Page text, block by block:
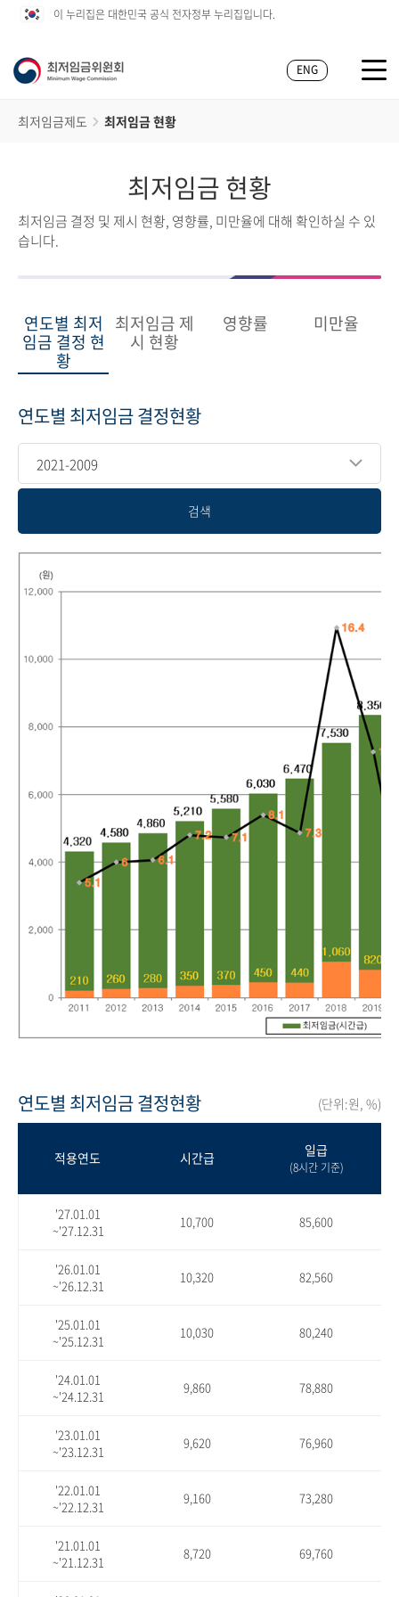
이 누리집은 대한민국 공식 전자정부 누리집입니다.
ENG
최저임금제도 최저임금 현황
최저임금 현황
최저임금 결정 및 제시 현황, 영향률, 미만율에 대해 확인하실 수 있
습니다.
연도별 최저
임금 결정 현
황
최저임금 제
시 현황
영향률 미만율
연도별 최저임금 결정현황
2021-2009
검색
연도별 최저임금 결정현황 (단위:원, %)
적용연도 시간급 일급
(8시간 기준)
'27.01.01
~'27.12.31
10,700 85,600
'26.01.01
~'26.12.31
10,320 82,560
'25.01.01
~'25.12.31
10,030 80,240
'24.01.01
~'24.12.31
9,860 78,880
'23.01.01
~'23.12.31
9,620 76,960
'22.01.01
~'22.12.31
9,160 73,280
'21.01.01
~'21.12.31
8,720 69,760